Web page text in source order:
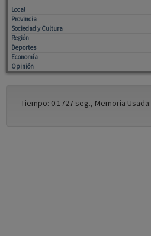
Local
Provincia
Sociedad y Cultura
Región
Deportes
Economía
Opinión
Tiempo: 0.1727 seg., Memoria